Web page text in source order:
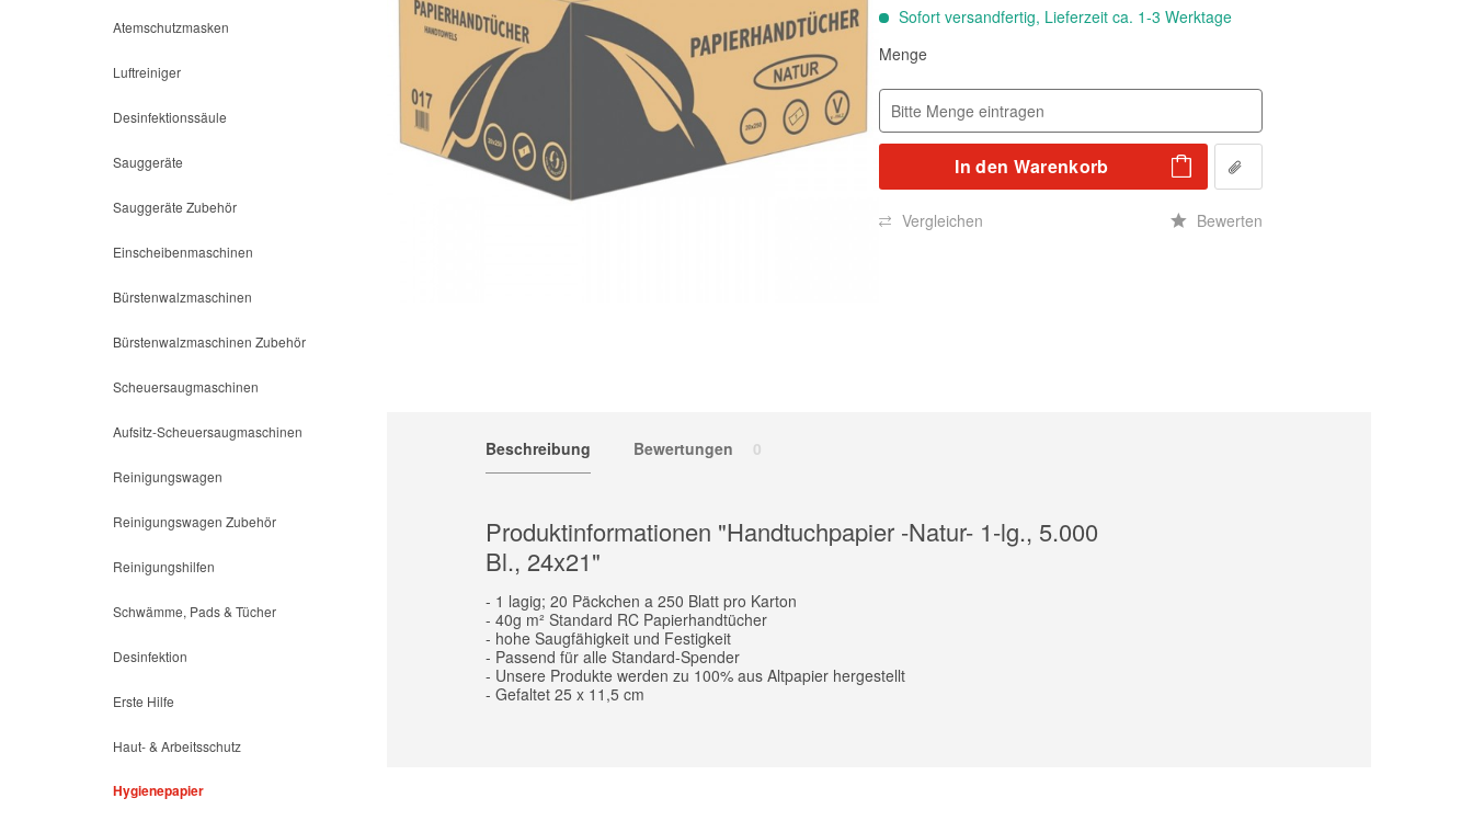
Atemschutzmasken
Luftreiniger
Desinfektionssäule
Sauggeräte
Sauggeräte Zubehör
Einscheibenmaschinen
Bürstenwalzmaschinen
Bürstenwalzmaschinen Zubehör
Scheuersaugmaschinen
Aufsitz-Scheuersaugmaschinen
Reinigungswagen
Reinigungswagen Zubehör
Reinigungshilfen
Schwämme, Pads & Tücher
Desinfektion
Erste Hilfe
Haut- & Arbeitsschutz
Hygienepapier
Sofort versandfertig, Lieferzeit ca. 1-3 Werktage
Menge
In den Warenkorb
Vergleichen Bewerten
Beschreibung Bewertungen 0
Produktinformationen "Handtuchpapier -Natur- 1-lg., 5.000
Bl., 24x21"
- 1 lagig; 20 Päckchen a 250 Blatt pro Karton
- 40g m² Standard RC Papierhandtücher
- hohe Saugfähigkeit und Festigkeit
- Passend für alle Standard-Spender
- Unsere Produkte werden zu 100% aus Altpapier hergestellt
- Gefaltet 25 x 11,5 cm